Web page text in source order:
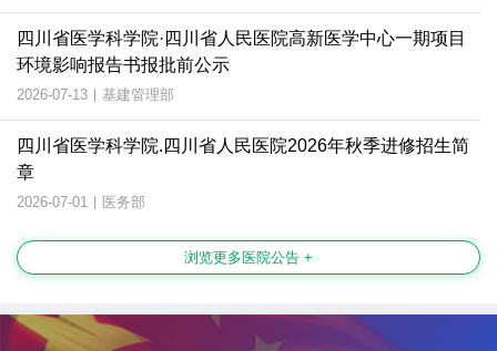
四川省医学科学院·四川省人民医院高新医学中心一期项目
环境影响报告书报批前公示
2026-07-13 | 基建管理部
四川省医学科学院.四川省人民医院2026年秋季进修招生简
章
2026-07-01 | 医务部
浏览更多医院公告 +